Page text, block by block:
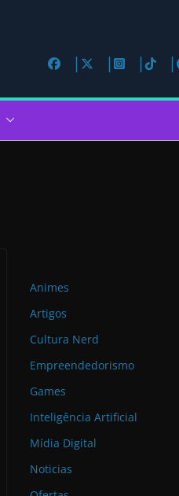
Animes
Artigos
Cultura Nerd
Empreendedorismo
Games
Inteligência Artificial
Mídia Digital
Noticias